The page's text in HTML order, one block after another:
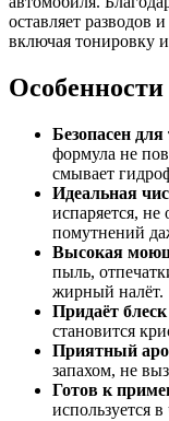
оставляет разводов
включая тонировку
Безопасен
формула не
смывает
Идеальная
испаряется, не
помутнений
Высокая
пыль,
жирный налёт.
Придаёт
становится
Приятный
запахом, не
Готов к
используется